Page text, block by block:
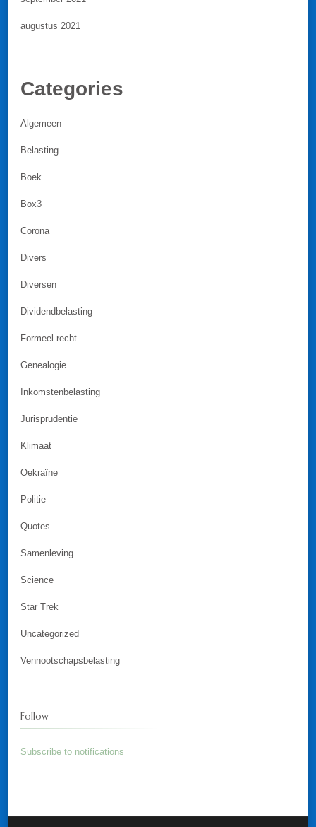
augustus 2021
Categories
Algemeen
Belasting
Boek
Box3
Corona
Divers
Diversen
Dividendbelasting
Formeel recht
Genealogie
Inkomstenbelasting
Jurisprudentie
Klimaat
Oekraïne
Politie
Quotes
Samenleving
Science
Star Trek
Uncategorized
Vennootschapsbelasting
Follow
Subscribe to notifications